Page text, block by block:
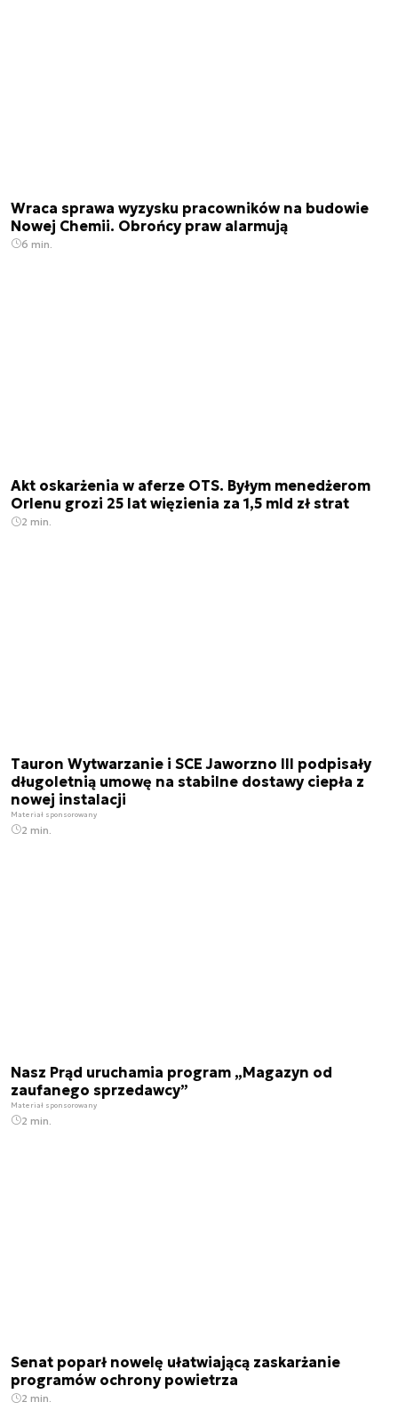
Wraca sprawa wyzysku pracowników na budowie
Nowej Chemii. Obrońcy praw alarmują
6 min.
Akt oskarżenia w aferze OTS. Byłym menedżerom
Orlenu grozi 25 lat więzienia za 1,5 mld zł strat
2 min.
Tauron Wytwarzanie i SCE Jaworzno III podpisały
długoletnią umowę na stabilne dostawy ciepła z
nowej instalacji
Materiał sponsorowany
2 min.
Nasz Prąd uruchamia program „Magazyn od
zaufanego sprzedawcy”
Materiał sponsorowany
2 min.
Senat poparł nowelę ułatwiającą zaskarżanie
programów ochrony powietrza
2 min.